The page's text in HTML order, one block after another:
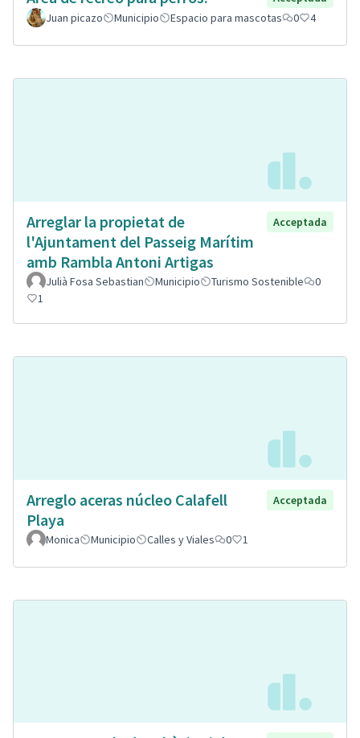
Juan picazo
Municipio Espacio para mascotas 0 4
Arreglar la propietat de
l'Ajuntament del Passeig Marítim
amb Rambla Antoni Artigas
Acceptada
Julià Fosa Sebastian Municipio Turismo Sostenible
0
1
Arreglo aceras núcleo Calafell
Playa
Acceptada
Monica Municipio Calles y Viales 0 1